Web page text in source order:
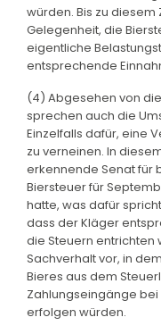
würden. Bis zu
Gelegenheit, die
eigentliche
entsprechende
(4) Abgesehen von
sprechen auch die
Einzelfalls dafür, eine
zu verneinen. In
erkennende Senat für
Biersteuer für
hatte, was dafür
dass der Kläger
die Steuern entrichten
Sachverhalt vor, in
Bieres aus dem
Zahlungseingänge
erfolgen würden.